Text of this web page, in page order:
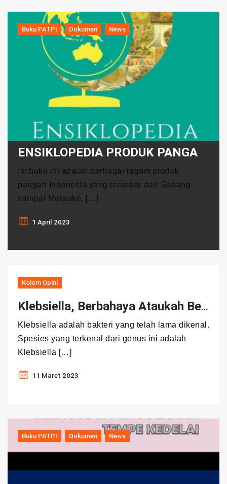
Buku PATPI Dokumen News
Isi buku ini adalah berbagai ragam produk
pangan Indonesia yang tersebar dari Sabang
sampai Merauke. […]
1 April 2023
Kolom Opini
Klebsiella, Berbahaya Ataukah Bermanfaat ?
Klebsiella adalah bakteri yang telah lama dikenal.
Spesies yang terkenal dari genus ini adalah
Klebsiella […]
11 Maret 2023
Buku PATPI Dokumen News